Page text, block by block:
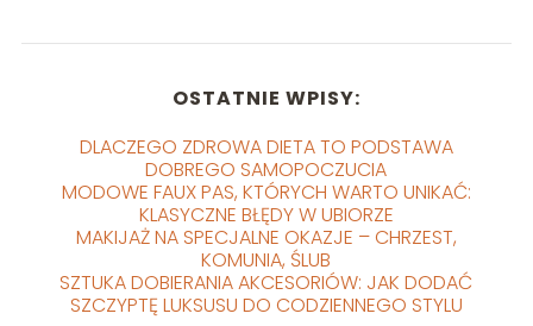
OSTATNIE WPISY:
DLACZEGO ZDROWA DIETA TO PODSTAWA
DOBREGO SAMOPOCZUCIA
MODOWE FAUX PAS, KTÓRYCH WARTO UNIKAĆ:
KLASYCZNE BŁĘDY W UBIORZE
MAKIJAŻ NA SPECJALNE OKAZJE – CHRZEST,
KOMUNIA, ŚLUB
SZTUKA DOBIERANIA AKCESORIÓW: JAK DODAĆ
SZCZYPTĘ LUKSUSU DO CODZIENNEGO STYLU